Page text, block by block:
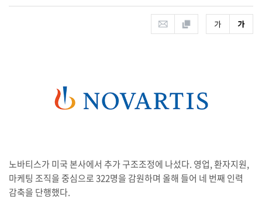
노바티스가 미국 본사에서 추가 구조조정에 나섰다. 영업, 환자지원,
마케팅 조직을 중심으로 322명을 감원하며 올해 들어 네 번째 인력
감축을 단행했다.